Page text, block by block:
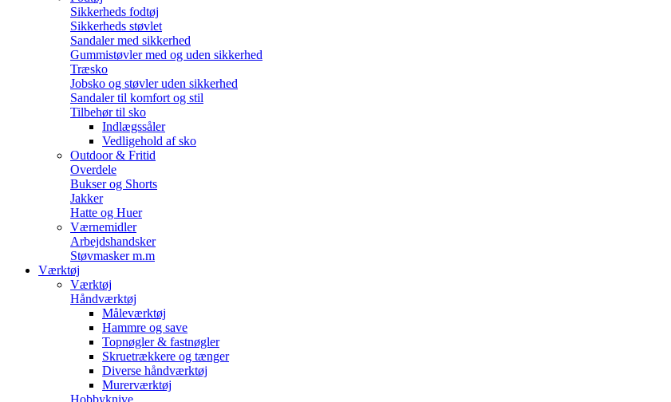
Sikkerheds fodtøj
Sikkerheds støvlet
Sandaler med sikkerhed
Gummistøvler med og uden sikkerhed
Træsko
Jobsko og støvler uden sikkerhed
Sandaler til komfort og stil
Tilbehør til sko
Indlægssåler
Vedligehold af sko
Outdoor & Fritid
Overdele
Bukser og Shorts
Jakker
Hatte og Huer
Værnemidler
Arbejdshandsker
Støvmasker m.m
Værktøj
Værktøj
Håndværktøj
Måleværktøj
Hammre og save
Topnøgler & fastnøgler
Skruetrækkere og tænger
Diverse håndværktøj
Murerværktøj
Hobbyknive